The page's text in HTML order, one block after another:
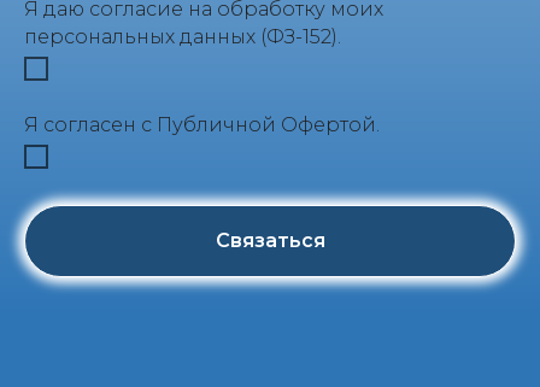
Я даю согласие на обработку моих
персональных данных (ФЗ-152).
Я согласен с Публичной Офертой.
Связаться